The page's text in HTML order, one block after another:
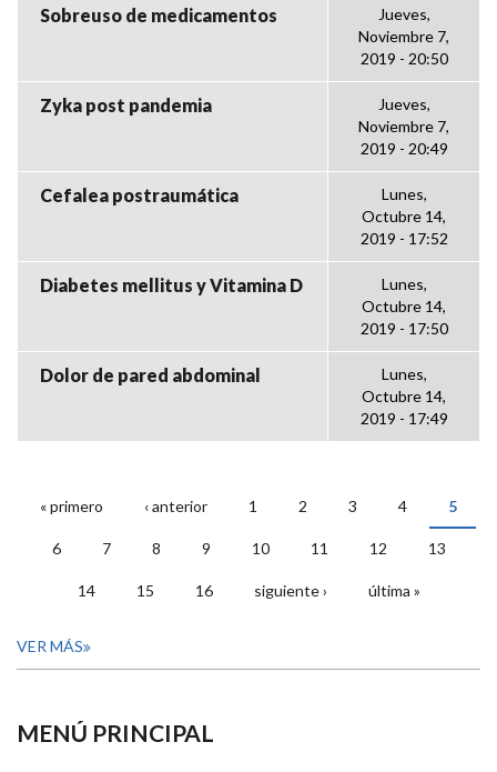
Sobreuso de medicamentos
Jueves,
Noviembre 7,
2019 - 20:50
Zyka post pandemia
Jueves,
Noviembre 7,
2019 - 20:49
Cefalea postraumática
Lunes,
Octubre 14,
2019 - 17:52
Diabetes mellitus y Vitamina D
Lunes,
Octubre 14,
2019 - 17:50
Dolor de pared abdominal
Lunes,
Octubre 14,
2019 - 17:49
PÁGINAS
« primero ‹ anterior 1 2 3 4 5
6 7 8 9 10 11 12 13
14 15 16 siguiente › última »
VER MÁS
MENÚ PRINCIPAL